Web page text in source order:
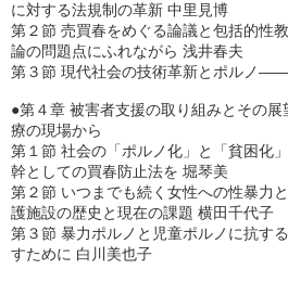
に対する法規制の革新 中里見博
第２節 売買春をめぐる論議と包括的性
論の問題点にふれながら 浅井春夫
第３節 現代社会の技術革新とポルノ
●第４章 被害者支援の取り組みとその
療の現場から
第１節 社会の「ポルノ化」と「貧困
幹としての買春防止法を 堀琴美
第２節 いつまでも続く女性への性暴
護施設の歴史と現在の課題 横田千代子
第３節 暴力ポルノと児童ポルノに抗
すために 白川美也子